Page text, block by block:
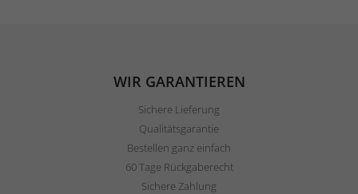
WIR GARANTIEREN
Sichere Lieferung
Qualitätsgarantie
Bestellen ganz einfach
60 Tage Rückgaberecht
Sichere Zahlung